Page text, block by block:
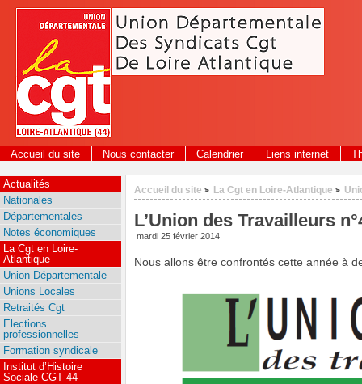
Panneau de gestion des cookies
Accueil du site Nous contacter Calendrier Liens internet
Accueil du site > La Cgt en Loire-Atlantique >
L’Union des Travailleurs
mardi 25 février 2014
Nous allons être confrontés cette année à
Actualités
Nationales
Départementales
Notes économiques
La Cgt en Loire-
Atlantique
Union Départementale
Unions Locales
Retraités Cgt
Elections
professionnelles
Formation syndicale
Institut d’Histoire
Sociale CGT 44